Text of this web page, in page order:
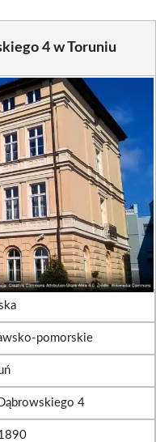
4 w Toruniu
pomorskie
4